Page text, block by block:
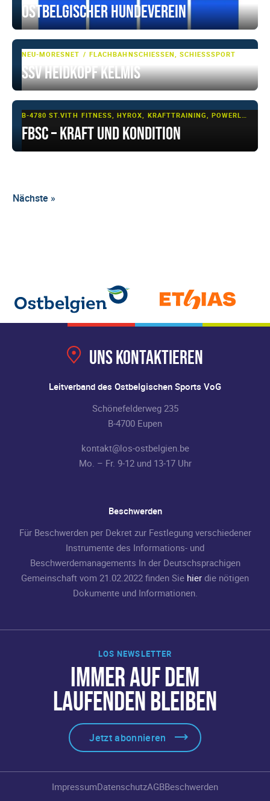
Ostbelgischer Hundeverein
NEU-MORESNET FLACHBAHNSCHIESSEN, SCHIESSSPORT
SSV Heidkopf Kelmis
B-4780 ST.VITH
FBSC – Kraft und Kondition
Nächste »
LOS NEWSLETTER
IMMER AUF DEM
LAUFENDEN BLEIBEN
Jetzt abonnieren
Uns kontaktieren
Leitverband des Ostbelgischen Sports VoG
Schönefelderweg 235
B-4700 Eupen
kontakt@los-ostbelgien.be
Mo. – Fr. 9-12 und 13-17 Uhr
Beschwerden
Für Beschwerden per Dekret zur Festlegung verschiedener
Instrumente des Informations- und
Beschwerdemanagements In der Deutschsprachigen
Gemeinschaft vom 21.02.2022 finden Sie hier die nötigen
Dokumente und Informationen.
ImpressumDatenschutzAGBBeschwerden